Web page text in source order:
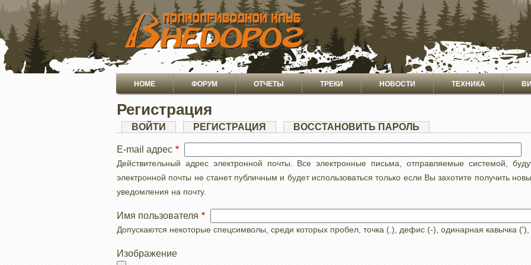
ПЕРЕЙТИ
ОСНОВНОМУ
СОДЕРЖАНИЮ
Основная
навигация
HOME ФОРУМ ОТЧЕТЫ ТРЕКИ НОВОСТИ ТЕХНИКА
Регистрация
Главные
вкладки
ВОЙТИ РЕГИСТРАЦИЯ
(АКТИВНАЯ
ВОССТАНОВИТЬ ПАРОЛЬ
E-mail адрес
Действительный адрес электронной почты. Все электронные письма, отправляемые системой,
электронной почты не станет публичным и будет использоваться только если Вы захотите получить
уведомления на почту.
Имя пользователя
Допускаются некоторые спецсимволы, среди которых пробел, точка (.), дефис (-), одинарная кавычка
Изображение